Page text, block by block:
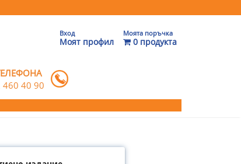
Вход
Моят профил
Моята поръчка
0 продукта
460 40 90